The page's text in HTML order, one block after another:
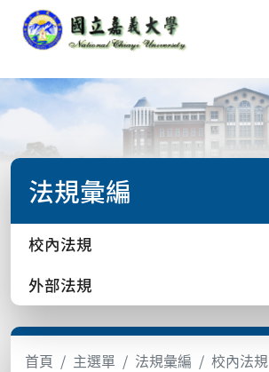
法規彙編
校內法規
外部法規
首頁 主選單 法規彙編 校內法規